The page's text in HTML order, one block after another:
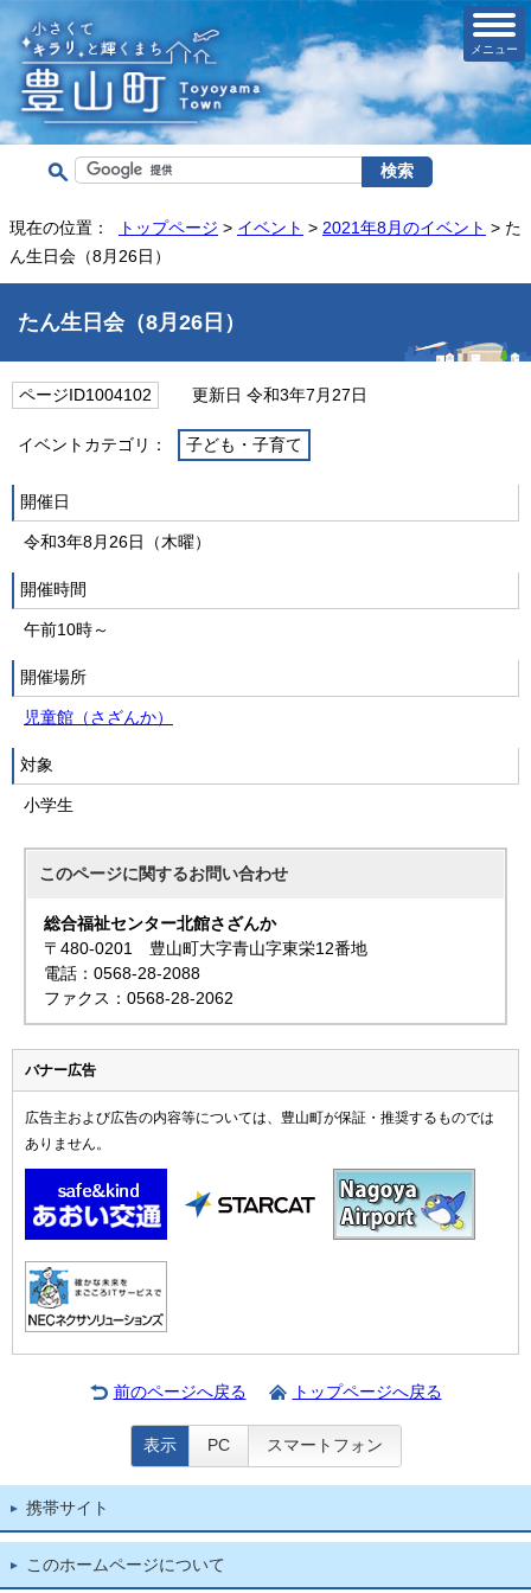
メニュー
現在の位置： トップページ > イベント > 2021年8月のイベント > た
ん生日会（8月26日）
たん生日会（8月26日）
ページID1004102 更新日 令和3年7月27日
イベントカテゴリ： 子ども・子育て
開催日
令和3年8月26日（木曜）
開催時間
午前10時～
開催場所
児童館（さざんか）
対象
小学生
このページに関するお問い合わせ
総合福祉センター北館さざんか
〒480-0201 豊山町大字青山字東栄12番地
電話：0568-28-2088
ファクス：0568-28-2062
バナー広告
広告主および広告の内容等については、豊山町が保証・推奨するものでは
ありません。
前のページへ戻る トップページへ戻る
表示 PC スマートフォン
携帯サイト
このホームページについて